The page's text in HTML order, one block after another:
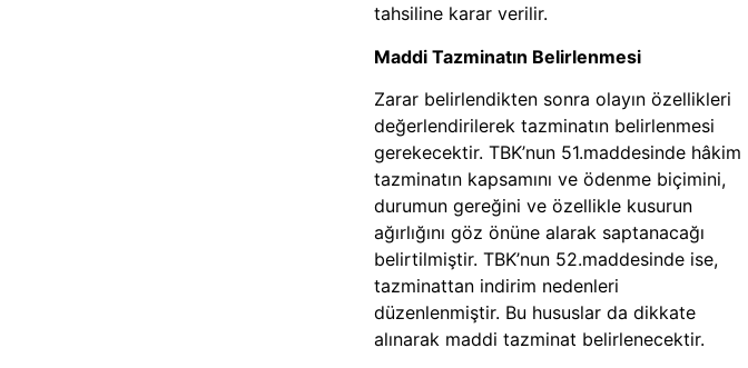
tahsiline karar verilir.
Maddi Tazminatın Belirlenmesi
Zarar belirlendikten sonra olayın özellikleri
değerlendirilerek tazminatın belirlenmesi
gerekecektir. TBK’nun 51.maddesinde hâkim
tazminatın kapsamını ve ödenme biçimini,
durumun gereğini ve özellikle kusurun
ağırlığını göz önüne alarak saptanacağı
belirtilmiştir. TBK’nun 52.maddesinde ise,
tazminattan indirim nedenleri
düzenlenmiştir. Bu hususlar da dikkate
alınarak maddi tazminat belirlenecektir.